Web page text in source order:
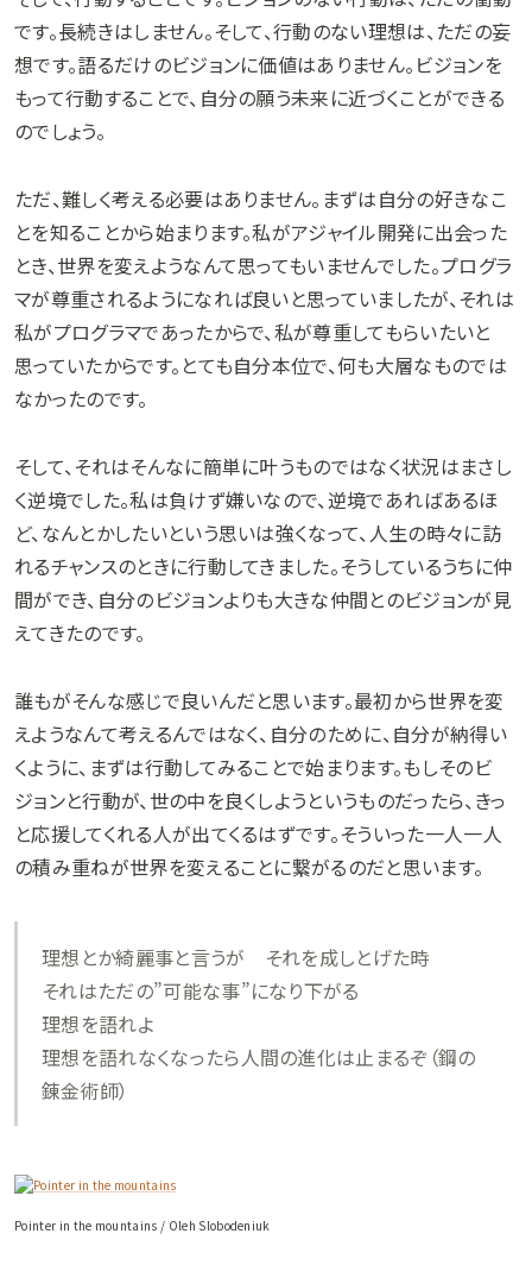
です。長続きはしません。そして、行動のない理想は、ただの妄
想です。語るだけのビジョンに価値はありません。ビジョンを
もって行動することで、自分の願う未来に近づくことができる
のでしょう。
ただ、難しく考える必要はありません。まずは自分の好きなこ
とを知ることから始まります。私がアジャイル開発に出会った
とき、世界を変えようなんて思ってもいませんでした。プログラ
マが尊重されるようになれば良いと思っていましたが、それは
私がプログラマであったからで、私が尊重してもらいたいと
思っていたからです。とても自分本位で、何も大層なものでは
なかったのです。
そして、それはそんなに簡単に叶うものではなく状況はまさし
く逆境でした。私は負けず嫌いなので、逆境であればあるほ
ど、なんとかしたいという思いは強くなって、人生の時々に訪
れるチャンスのときに行動してきました。そうしているうちに仲
間ができ、自分のビジョンよりも大きな仲間とのビジョンが見
えてきたのです。
誰もがそんな感じで良いんだと思います。最初から世界を変
えようなんて考えるんではなく、自分のために、自分が納得い
くように、まずは行動してみることで始まります。もしそのビ
ジョンと行動が、世の中を良くしようというものだったら、きっ
と応援してくれる人が出てくるはずです。そういった一人一人
の積み重ねが世界を変えることに繋がるのだと思います。
理想とか綺麗事と言うが それを成しとげた時
それはただの”可能な事”になり下がる
理想を語れよ
理想を語れなくなったら人間の進化は止まるぞ（鋼の
錬金術師）
Pointer in the mountains / Oleh Slobodeniuk